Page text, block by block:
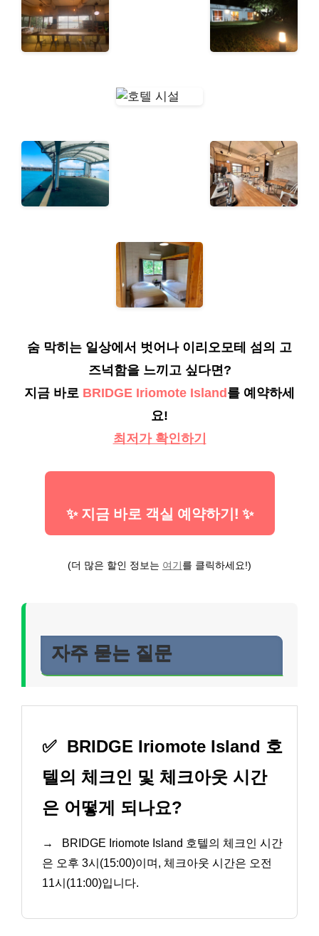
숨 막히는 일상에서 벗어나 이리오모테 섬의 고
즈넉함을 느끼고 싶다면?
지금 바로 BRIDGE Iriomote Island 를 예약하세
요!
최저가 확인하기
✨ 지금 바로 객실 예약하기! ✨
(더 많은 할인 정보는 여기를 클릭하세요!)
자주 묻는 질문
✅ BRIDGE Iriomote Island 호
텔의 체크인 및 체크아웃 시간
은 어떻게 되나요?
→
BRIDGE Iriomote Island 호텔의 체크인 시간
은 오후 3시(15:00)이며, 체크아웃 시간은 오전
11시(11:00)입니다.